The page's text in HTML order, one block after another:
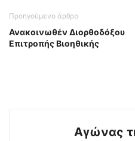
Προηγούμενο άρθρο
Ανακοινωθέν Διορθοδόξου
Επιτροπής Βιοηθικής
Αγώνας